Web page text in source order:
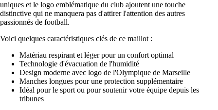
uniques et le logo emblématique du club ajoutent une touche
distinctive qui ne manquera pas d'attirer l'attention des autres
passionnés de football.
Voici quelques caractéristiques clés de ce maillot :
Matériau respirant et léger pour un confort optimal
Technologie d'évacuation de l'humidité
Design moderne avec logo de l'Olympique de Marseille
Manches longues pour une protection supplémentaire
Idéal pour le sport ou pour soutenir votre équipe depuis les
tribunes